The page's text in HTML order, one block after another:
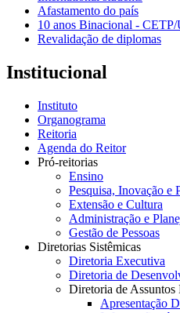
Afastamento do país
10 anos Binacional -
Revalidação de diplomas
Institucional
Instituto
Organograma
Reitoria
Agenda do Reitor
Pró-reitorias
Ensino
Pesquisa, Inovação e
Extensão e Cultura
Administração e
Gestão de Pessoas
Diretorias Sistêmicas
Diretoria Executiva
Diretoria de
Diretoria de Assuntos
Apresentação